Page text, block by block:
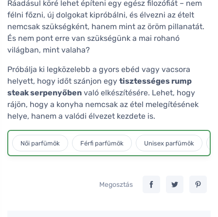
Ráadásul köré lehet építeni egy egész filozófiát – nem
félni főzni, új dolgokat kipróbálni, és élvezni az ételt
nemcsak szükségként, hanem mint az öröm pillanatát.
És nem pont erre van szükségünk a mai rohanó
világban, mint valaha?
Próbálja ki legközelebb a gyors ebéd vagy vacsora
helyett, hogy időt szánjon egy tisztességes rump
steak serpenyőben való elkészítésére. Lehet, hogy
rájön, hogy a konyha nemcsak az étel melegítésének
helye, hanem a valódi élvezet kezdete is.
Női parfümök Férfi parfümök Unisex parfümök
Megosztás